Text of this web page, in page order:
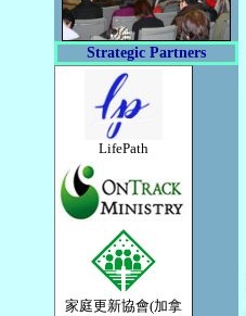
LifePath《實踐門徒生命》
體驗式工作坊 - 「選擇熱
情的生命 (Passionate
Life)」
Strategic Partners
LifePath
家庭更新協會(加拿